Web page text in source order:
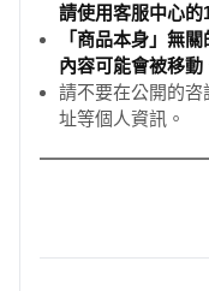
請使用客服中心的
「商品本身」無
內容可能會被移
請不要在公開的
址等個人資訊。